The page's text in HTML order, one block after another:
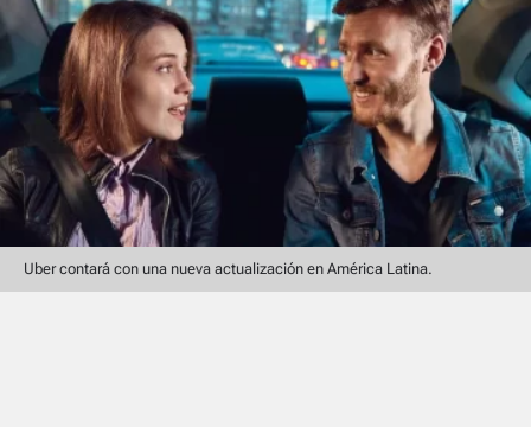
Uber contará con una nueva actualización en América Latina.